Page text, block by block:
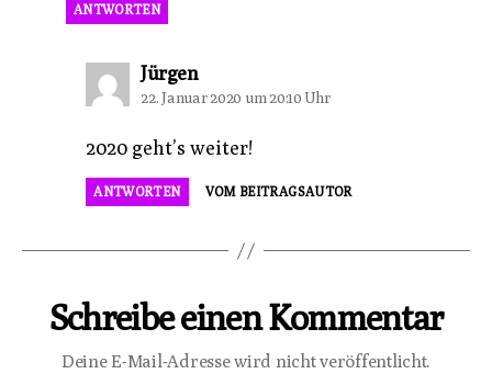
ANTWORTEN
Jürgensagt:
22. Januar 2020 um 20:10 Uhr
2020 geht’s weiter!
ANTWORTEN VOM BEITRAGSAUTOR
Schreibe einen Kommentar
Deine E-Mail-Adresse wird nicht veröffentlicht.